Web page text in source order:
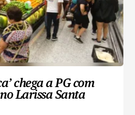
chega a PG com
Larissa Santa